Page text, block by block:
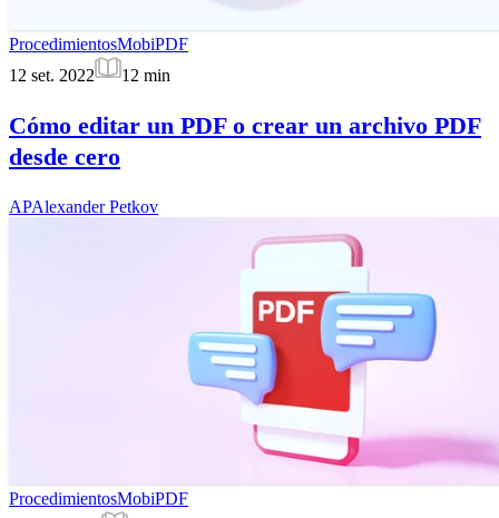
ProcedimientosMobiPDF
12 set. 2022
12 min
Cómo editar un PDF o crear un archivo PDF
desde cero
APAlexander Petkov
ProcedimientosMobiPDF